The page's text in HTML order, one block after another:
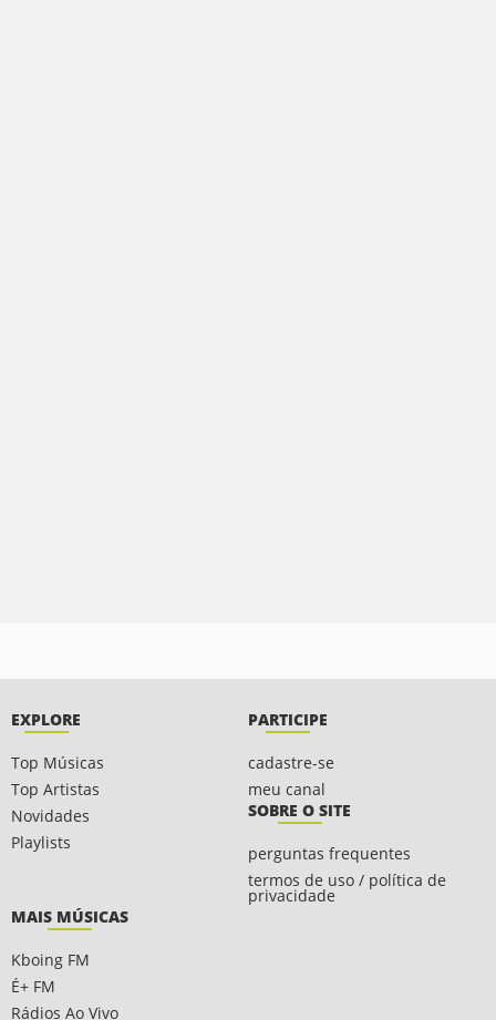
EXPLORE
Top Músicas
Top Artistas
Novidades
Playlists
PARTICIPE
cadastre-se
meu canal
SOBRE O SITE
perguntas frequentes
termos de uso / política de
privacidade
MAIS MÚSICAS
Kboing FM
É+ FM
Rádios Ao Vivo